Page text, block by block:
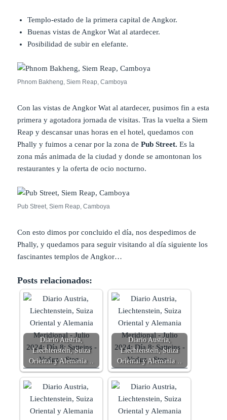
Templo-estado de la primera capital de Angkor.
Buenas vistas de Angkor Wat al atardecer.
Posibilidad de subir en elefante.
Phnom Bakheng, Siem Reap, Camboya
Con las vistas de Angkor Wat al atardecer, pusimos fin a esta
primera y agotadora jornada de visitas. Tras la vuelta a Siem
Reap y descansar unas horas en el hotel, quedamos con
Phally y fuimos a cenar por la zona dePub Street.Es la
zona más animada de la ciudad y donde se amontonan los
restaurantes y la oferta de ocio nocturno.
Pub Street, Siem Reap, Camboya
Con esto dimos por concluido el día, nos despedimos de
Phally, y quedamos para seguir visitando al día siguiente los
fascinantes templos de Angkor…
Posts relacionados:
Diario Austria,
Liechtenstein, Suiza
Oriental y Alemania…
Diario Austria,
Liechtenstein, Suiza
Oriental y Alemania…